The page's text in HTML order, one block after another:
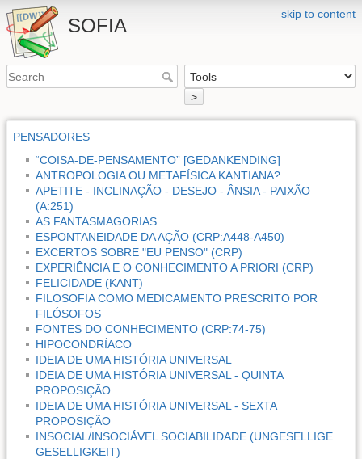
skip to content
SOFIA
>
PENSADORES
“COISA-DE-PENSAMENTO” [GEDANKENDING]
ANTROPOLOGIA OU METAFÍSICA KANTIANA?
APETITE - INCLINAÇÃO - DESEJO - ÂNSIA - PAIXÃO
(A:251)
AS FANTASMAGORIAS
ESPONTANEIDADE DA AÇÃO (CRP:A448-A450)
EXCERTOS SOBRE "EU PENSO" (CRP)
EXPERIÊNCIA E O CONHECIMENTO A PRIORI (CRP)
FELICIDADE (KANT)
FILOSOFIA COMO MEDICAMENTO PRESCRITO POR
FILÓSOFOS
FONTES DO CONHECIMENTO (CRP:74-75)
HIPOCONDRÍACO
IDEIA DE UMA HISTÓRIA UNIVERSAL
IDEIA DE UMA HISTÓRIA UNIVERSAL - QUINTA
PROPOSIÇÃO
IDEIA DE UMA HISTÓRIA UNIVERSAL - SEXTA
PROPOSIÇÃO
INSOCIAL/INSOCIÁVEL SOCIABILIDADE (UNGESELLIGE
GESELLIGKEIT)